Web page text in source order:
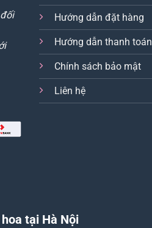
Hướng dẫn đặt hàng
Hướng dẫn thanh toán
Chính sách bảo mật
Liên hệ
tại Hà Nội